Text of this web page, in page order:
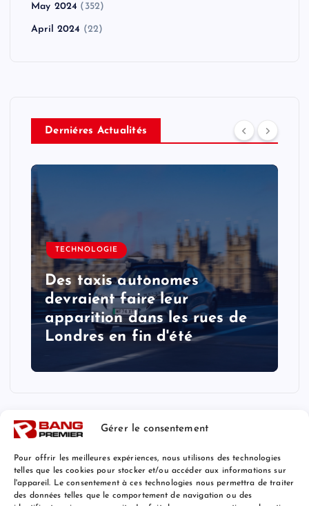
Gérer le consentement
Pour offrir les meilleures expériences, nous utilisons des technologies
telles que les cookies pour stocker et/ou accéder aux informations sur
l'appareil. Le consentement à ces technologies nous permettra de traiter
des données telles que le comportement de navigation ou des
May 2024 (352)
April 2024 (22)
Derniéres Actualités
TECHNOLOGIE
Des taxis autonomes
devraient faire leur
apparition dans les rues de
Londres en fin d'été
Mentions Légales